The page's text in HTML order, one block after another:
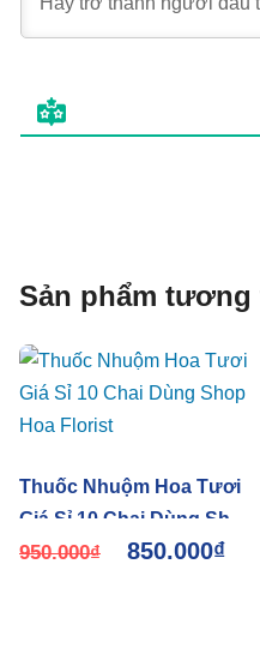
Sản phẩm
Thuốc Nhuộm Hoa Tươi
Giá Sỉ 10 Chai Dùng Shop
Hoa Florist
950.000₫ 850.000₫